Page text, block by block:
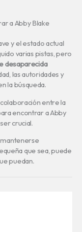
a Abby Blake
y el estado actual
varias pistas, pero
desaparecida
las autoridades y
la búsqueda.
entre la
encontrar a Abby
crucial.
mantenerse
que sea, puede
puedan.